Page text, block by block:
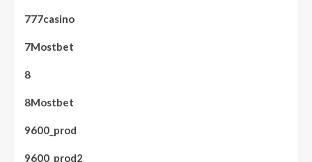
777casino
7Mostbet
8
8Mostbet
9600_prod
9600_prod2